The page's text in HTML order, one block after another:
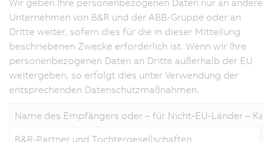
Unternehmen von B&R und der ABB-Gruppe oder an
Dritte weiter, sofern dies für die in dieser Mitteilung
beschriebenen Zwecke erforderlich ist. Wenn wir Ihre
personenbezogenen Daten an Dritte außerhalb der EU
weitergeben, so erfolgt dies unter Verwendung der
entsprechenden Datenschutzmaßnahmen.
Name des Empfängers oder – für Nicht-EU-Länder –
B&R-Partner und Tochtergesellschaften